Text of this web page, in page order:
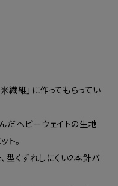
繊維」に作ってもらってい
だヘビーウェイトの生地
ト。
型くずれしにくい2本針バ